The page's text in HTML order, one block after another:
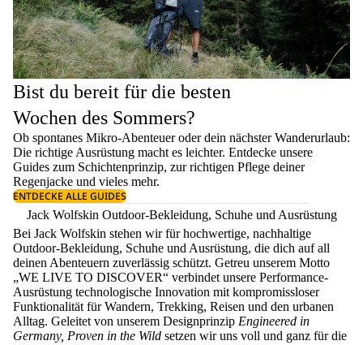
Bist du bereit für die besten
Wochen des Sommers?
Ob spontanes Mikro-Abenteuer oder dein nächster Wanderurlaub:
Die richtige Ausrüstung macht es leichter. Entdecke unsere
Guides zum Schichtenprinzip, zur richtigen Pflege deiner
Regenjacke und vieles mehr.
ENTDECKE ALLE GUIDES
Jack Wolfskin Outdoor-Bekleidung, Schuhe und Ausrüstung
Bei Jack Wolfskin stehen wir für hochwertige, nachhaltige
Outdoor-Bekleidung, Schuhe und Ausrüstung, die dich auf all
deinen Abenteuern zuverlässig schützt. Getreu unserem Motto
„WE LIVE TO DISCOVER“ verbindet unsere Performance-
Ausrüstung technologische Innovation mit kompromissloser
Funktionalität für Wandern, Trekking, Reisen und den urbanen
Alltag. Geleitet von unserem Designprinzip Engineered in
Germany, Proven in the Wild setzen wir uns voll und ganz für die